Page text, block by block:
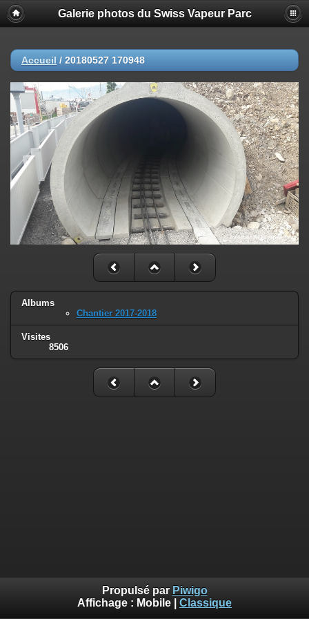
Galerie photos du Swiss Vapeur Parc
Accueil / 20180527 170948
Albums
Chantier 2017-2018
Visites
8506
Propulsé par Piwigo
Affichage : Mobile Classique